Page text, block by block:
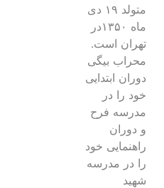
متولد ۱۹ دی
ماه ۱۳۵۰در
تهران است.
محراب بیگی
دوران ابتدایی
خود را در
مدرسه فرح
و دوران
راهنمایی خود
را در مدرسه
شهید